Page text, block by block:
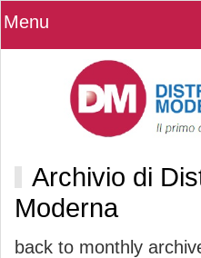
Menu
Archivio di
Moderna
back to monthly